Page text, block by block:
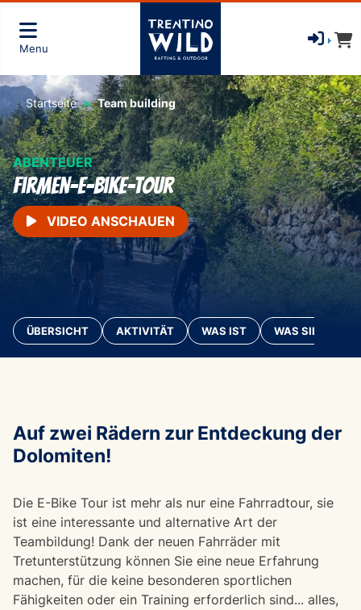
Menu
Startseite Team building
ABENTEUER
Firmen-E-Bike-Tour
VIDEO ANSCHAUEN
ÜBERSICHT AKTIVITÄT WAS IST WAS SIE
Auf zwei Rädern zur Entdeckung der
Dolomiten!
Die E-Bike Tour ist mehr als nur eine Fahrradtour, sie
ist eine interessante und alternative Art der
Teambildung! Dank der neuen Fahrräder mit
Tretunterstützung können Sie eine neue Erfahrung
machen, für die keine besonderen sportlichen
Fähigkeiten oder ein Training erforderlich sind... alles,